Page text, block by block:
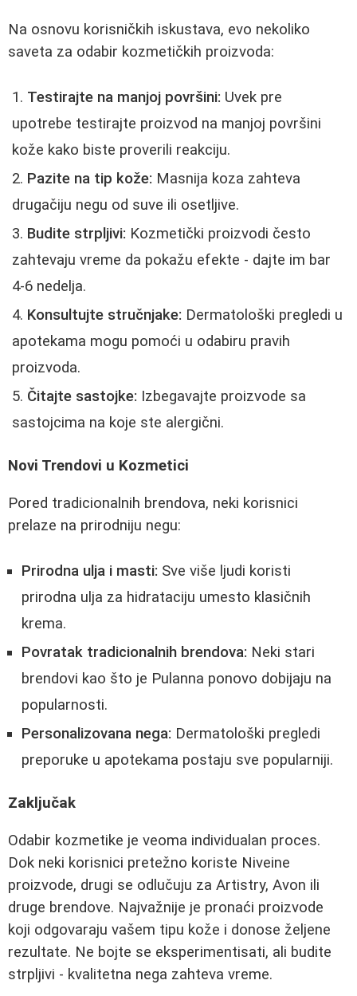
Na osnovu korisničkih iskustava, evo nekoliko
saveta za odabir kozmetičkih proizvoda:
Testirajte na manjoj površini: Uvek pre
upotrebe testirajte proizvod na manjoj površini
kože kako biste proverili reakciju.
Pazite na tip kože: Masnija koza zahteva
drugačiju negu od suve ili osetljive.
Budite strpljivi: Kozmetički proizvodi često
zahtevaju vreme da pokažu efekte - dajte im bar
4-6 nedelja.
Konsultujte stručnjake: Dermatološki pregledi u
apotekama mogu pomoći u odabiru pravih
proizvoda.
Čitajte sastojke: Izbegavajte proizvode sa
sastojcima na koje ste alergični.
Novi Trendovi u Kozmetici
Pored tradicionalnih brendova, neki korisnici
prelaze na prirodniju negu:
Prirodna ulja i masti: Sve više ljudi koristi
prirodna ulja za hidrataciju umesto klasičnih
krema.
Povratak tradicionalnih brendova: Neki stari
brendovi kao što je Pulanna ponovo dobijaju na
popularnosti.
Personalizovana nega: Dermatološki pregledi
preporuke u apotekama postaju sve popularniji.
Zaključak
Odabir kozmetike je veoma individualan proces.
Dok neki korisnici pretežno koriste Niveine
proizvode, drugi se odlučuju za Artistry, Avon ili
druge brendove. Najvažnije je pronaći proizvode
koji odgovaraju vašem tipu kože i donose željene
rezultate. Ne bojte se eksperimentisati, ali budite
strpljivi - kvalitetna nega zahteva vreme.